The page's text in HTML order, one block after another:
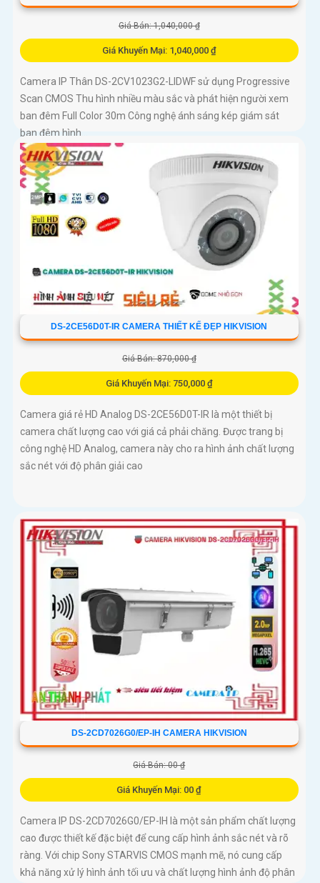
Giá Bán: 1,040,000 ₫
Giá Khuyến Mại: 1,040,000 ₫
Camera IP Thân DS-2CV1023G2-LIDWF sử dụng Progressive
Scan CMOS Thu hình nhiều màu sắc và phát hiện người xem
ban đêm Full Color 30m Công nghệ ánh sáng kép giám sát
ban đêm hình...
DS-2CE56D0T-IR CAMERA THIẾT KẾ ĐẸP HIKVISION
Giá Bán: 870,000 ₫
Giá Khuyến Mại: 750,000 ₫
Camera giá rẻ HD Analog DS-2CE56D0T-IR là một thiết bị
camera chất lượng cao với giá cả phải chăng. Được trang bị
công nghệ HD Analog, camera này cho ra hình ảnh chất lượng
sắc nét với độ phân giải cao
DS-2CD7026G0/EP-IH CAMERA HIKVISION
Giá Bán: 00 ₫
Giá Khuyến Mại: 00 ₫
Camera IP DS-2CD7026G0/EP-IH là một sản phẩm chất lượng
cao được thiết kế đặc biệt để cung cấp hình ảnh sắc nét và rõ
ràng. Với chip Sony STARVIS CMOS mạnh mẽ, nó cung cấp
khả năng xử lý hình ảnh tối ưu và chất lượng hình ảnh độ phân